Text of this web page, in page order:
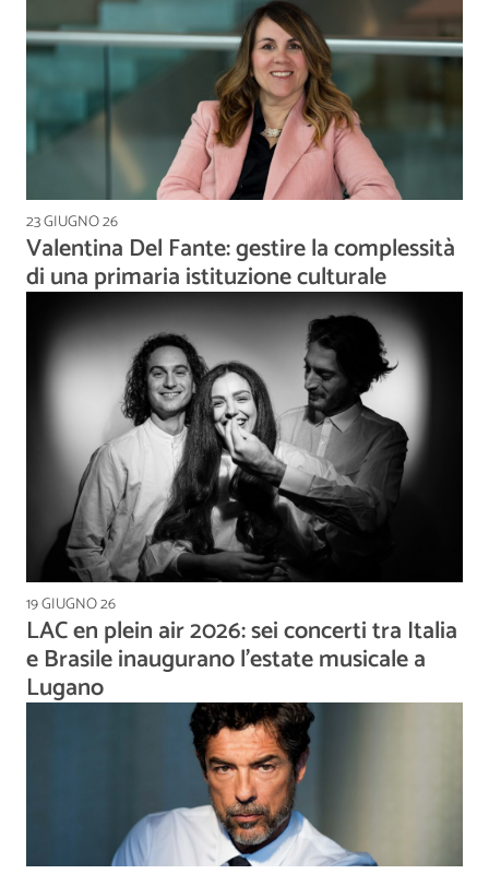
23 GIUGNO 26
Valentina Del Fante: gestire la complessità
di una primaria istituzione culturale
19 GIUGNO 26
LAC en plein air 2026: sei concerti tra Italia
e Brasile inaugurano l'estate musicale a
Lugano